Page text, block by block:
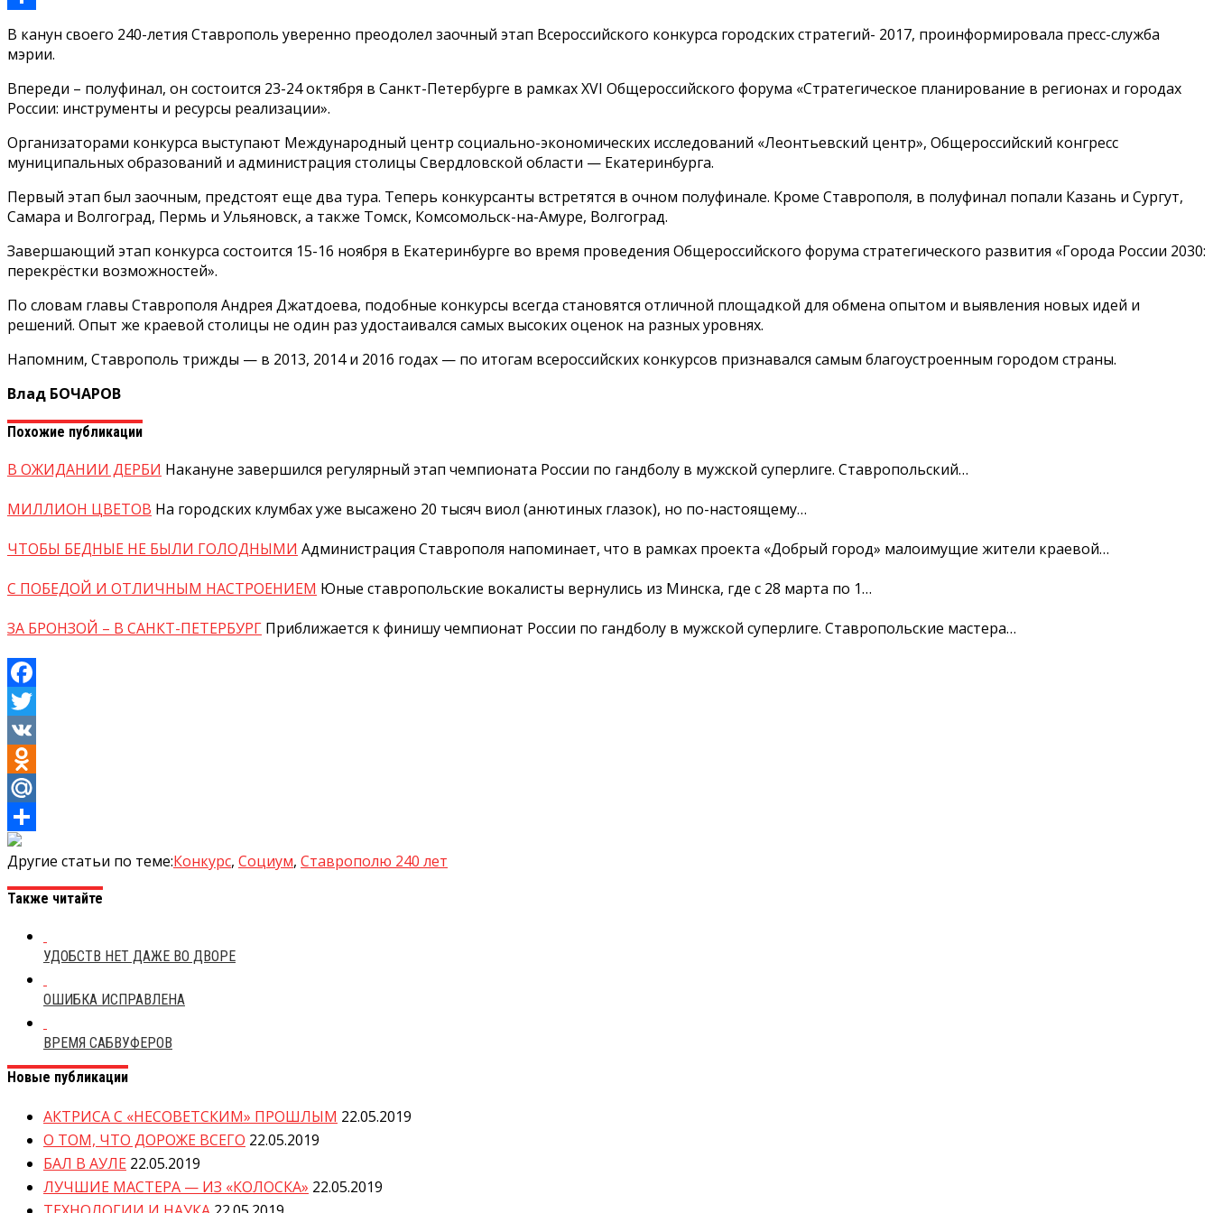
Отправить
В канун своего 240-летия Ставрополь уверенно преодолел заочный этап Всероссийского конкурса городских стратегий- 2017, проинформировала пресс-служба
мэрии.
Впереди – полуфинал, он состоится 23-24 октября в Санкт-Петербурге в рамках XVI Общероссийского форума «Стратегическое планирование в регионах и городах
России: инструменты и ресурсы реализации».
Организаторами конкурса выступают Международный центр социально-экономических исследований «Леонтьевский центр», Общероссийский конгресс
муниципальных образований и администрация столицы Свердловской области — Екатеринбурга.
Первый этап был заочным, предстоят еще два тура. Теперь конкурсанты встретятся в очном полуфинале. Кроме Ставрополя, в полуфинал попали Казань и Сургут,
Самара и Волгоград, Пермь и Ульяновск, а также Томск, Комсомольск-на-Амуре, Волгоград.
Завершающий этап конкурса состоится 15-16 ноября в Екатеринбурге во время проведения Общероссийского форума стратегического развития «Города России 2030:
перекрёстки возможностей».
По словам главы Ставрополя Андрея Джатдоева, подобные конкурсы всегда становятся отличной площадкой для обмена опытом и выявления новых идей и
решений. Опыт же краевой столицы не один раз удостаивался самых высоких оценок на разных уровнях.
Напомним, Ставрополь трижды — в 2013, 2014 и 2016 годах — по итогам всероссийских конкурсов признавался самым благоустроенным городом страны.
Влад БОЧАРОВ
Похожие публикации
В ОЖИДАНИИ ДЕРБИ Накануне завершился регулярный этап чемпионата России по гандболу в мужской суперлиге. Ставропольский…
МИЛЛИОН ЦВЕТОВ На городских клумбах уже высажено 20 тысяч виол (анютиных глазок), но по-настоящему…
ЧТОБЫ БЕДНЫЕ НЕ БЫЛИ ГОЛОДНЫМИ Администрация Ставрополя напоминает, что в рамках проекта «Добрый город» малоимущие жители краевой…
С ПОБЕДОЙ И ОТЛИЧНЫМ НАСТРОЕНИЕМ Юные ставропольские вокалисты вернулись из Минска, где с 28 марта по 1…
ЗА БРОНЗОЙ – В САНКТ-ПЕТЕРБУРГ Приближается к финишу чемпионат России по гандболу в мужской суперлиге. Ставропольские мастера…
Facebook
Twitter
VK
Odnoklassniki
Mail.Ru
Отправить
Другие статьи по теме:Конкурс, Социум, Ставрополю 240 лет
Также читайте
УДОБСТВ НЕТ ДАЖЕ ВО ДВОРЕ
ОШИБКА ИСПРАВЛЕНА
ВРЕМЯ САБВУФЕРОВ
Новые публикации
АКТРИСА С «НЕСОВЕТСКИМ» ПРОШЛЫМ 22.05.2019
О ТОМ, ЧТО ДОРОЖЕ ВСЕГО 22.05.2019
БАЛ В АУЛЕ 22.05.2019
ЛУЧШИЕ МАСТЕРА — ИЗ «КОЛОСКА» 22.05.2019